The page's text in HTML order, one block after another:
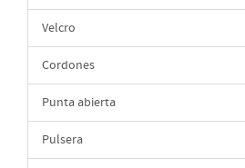
Velcro
Cordones
Punta abierta
Pulsera